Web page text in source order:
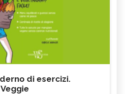
di esercizi.
Veggie